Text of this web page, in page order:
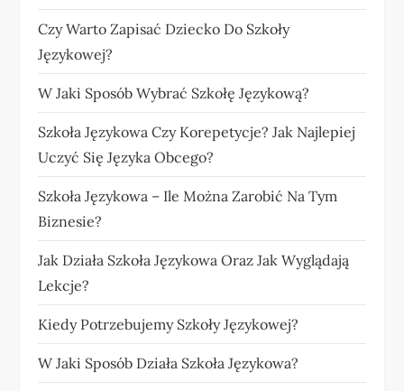
Czy Warto Zapisać Dziecko Do Szkoły
Językowej?
W Jaki Sposób Wybrać Szkołę Językową?
Szkoła Językowa Czy Korepetycje? Jak Najlepiej
Uczyć Się Języka Obcego?
Szkoła Językowa – Ile Można Zarobić Na Tym
Biznesie?
Jak Działa Szkoła Językowa Oraz Jak Wyglądają
Lekcje?
Kiedy Potrzebujemy Szkoły Językowej?
W Jaki Sposób Działa Szkoła Językowa?